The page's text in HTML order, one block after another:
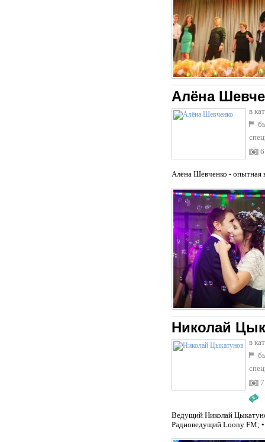
Алёна
в
6
Алёна Шевченко - опытная
Николай
в
7
:
Ведущий Николай
Радиоведущий Loony FM;